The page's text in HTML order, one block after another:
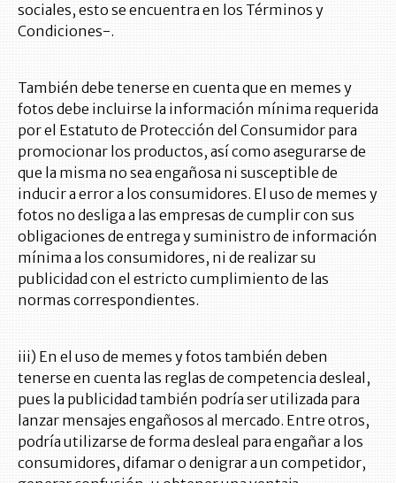
sociales, esto se encuentra en los Términos y
Condiciones-.
También debe tenerse en cuenta que en memes y
fotos debe incluirse la información mínima requerida
por el Estatuto de Protección del Consumidor para
promocionar los productos, así como asegurarse de
que la misma no sea engañosa ni susceptible de
inducir a error a los consumidores. El uso de memes y
fotos no desliga a las empresas de cumplir con sus
obligaciones de entrega y suministro de información
mínima a los consumidores, ni de realizar su
publicidad con el estricto cumplimiento de las
normas correspondientes.
iii) En el uso de memes y fotos también deben
tenerse en cuenta las reglas de competencia desleal,
pues la publicidad también podría ser utilizada para
lanzar mensajes engañosos al mercado. Entre otros,
podría utilizarse de forma desleal para engañar a los
consumidores, difamar o denigrar a un competidor,